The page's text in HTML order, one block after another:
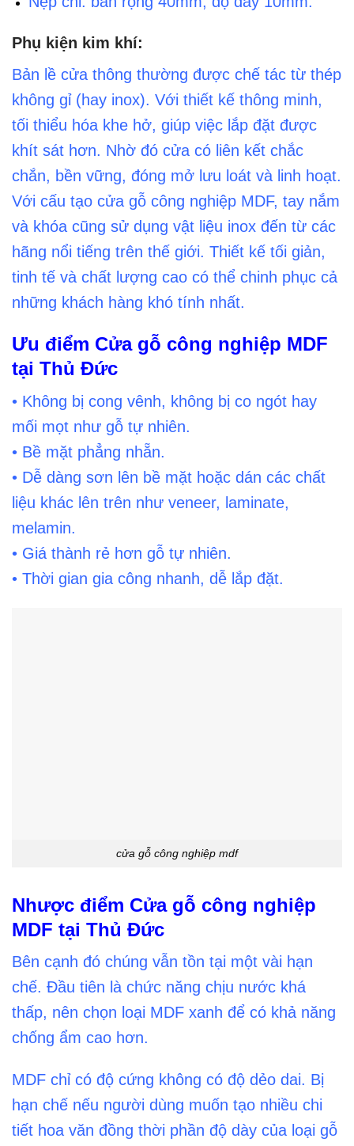
Phụ kiện kim khí:
Bản lề cửa thông thường được chế tác từ thép
không gỉ (hay inox). Với thiết kế thông minh,
tối thiểu hóa khe hở, giúp việc lắp đặt được
khít sát hơn. Nhờ đó cửa có liên kết chắc
chắn, bền vững, đóng mở lưu loát và linh hoạt.
Với cấu tạo cửa gỗ công nghiệp MDF, tay nắm
và khóa cũng sử dụng vật liệu inox đến từ các
hãng nổi tiếng trên thế giới. Thiết kế tối giản,
tinh tế và chất lượng cao có thể chinh phục cả
những khách hàng khó tính nhất.
Ưu điểm Cửa gỗ công nghiệp MDF
tại Thủ Đức
• Không bị cong vênh, không bị co ngót hay
mối mọt như gỗ tự nhiên.
• Bề mặt phẳng nhẵn.
• Dễ dàng sơn lên bề mặt hoặc dán các chất
liệu khác lên trên như veneer, laminate,
melamin.
• Giá thành rẻ hơn gỗ tự nhiên.
• Thời gian gia công nhanh, dễ lắp đặt.
cửa gỗ công nghiệp mdf
Nhược điểm Cửa gỗ công nghiệp
MDF tại Thủ Đức
Bên cạnh đó chúng vẫn tồn tại một vài hạn
chế. Đầu tiên là chức năng chịu nước khá
thấp, nên chọn loại MDF xanh để có khả năng
chống ẩm cao hơn.
MDF chỉ có độ cứng không có độ dẻo dai. Bị
hạn chế nếu người dùng muốn tạo nhiều chi
tiết hoa văn đồng thời phần độ dày của loại gỗ